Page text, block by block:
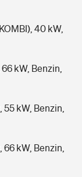
40 kW,
kW, Benzin,
55 kW, Benzin,
66 kW, Benzin,